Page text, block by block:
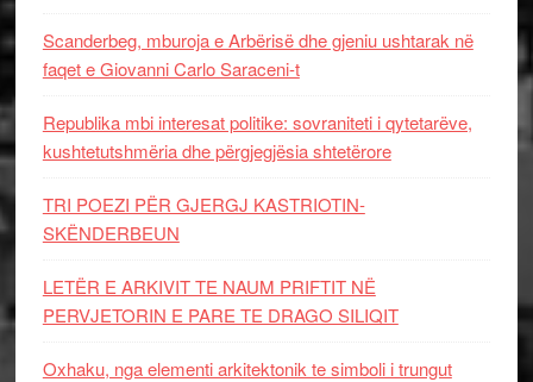
Scanderbeg, mburoja e Arbërisë dhe gjeniu ushtarak në
faqet e Giovanni Carlo Saraceni-t
Republika mbi interesat politike: sovraniteti i qytetarëve,
kushtetutshmëria dhe përgjegjësia shtetërore
TRI POEZI PËR GJERGJ KASTRIOTIN-
SKËNDERBEUN
LETËR E ARKIVIT TE NAUM PRIFTIT NË
PERVJETORIN E PARE TE DRAGO SILIQIT
Oxhaku, nga elementi arkitektonik te simboli i trungut